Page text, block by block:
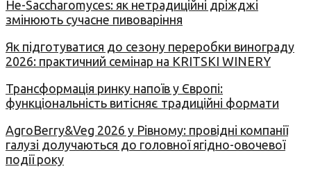
Не-Saccharomyces: як нетрадиційні дріжджі
змінюють сучасне пивоваріння
Як підготуватися до сезону переробки винограду
2026: практичний семінар на KRITSKI WINERY
Трансформація ринку напоїв у Європі:
функціональність витісняє традиційні формати
AgroBerry&Veg 2026 у Рівному: провідні компанії
галузі долучаються до головної ягідно-овочевої
події року